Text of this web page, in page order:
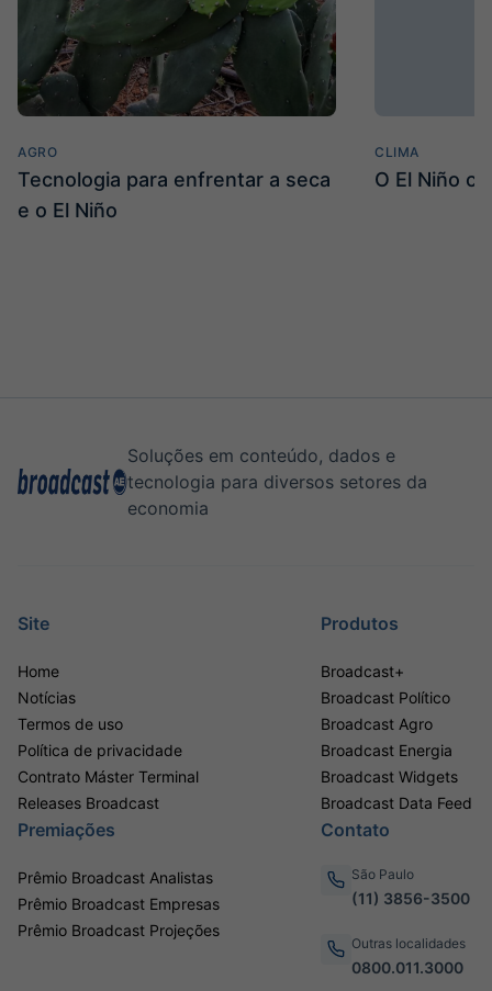
AGRO
Tecnologia para enfrentar a seca
e o El Niño
CLIMA
O El Niño
Soluções em conteúdo, dados e
tecnologia para diversos setores da
economia
Site
Home
Notícias
Termos de uso
Política de privacidade
Contrato Máster Terminal
Releases Broadcast
Produtos
Broadcast+
Broadcast Político
Broadcast Agro
Broadcast Energia
Broadcast Widgets
Broadcast Data Feed
Premiações
Prêmio Broadcast Analistas
Prêmio Broadcast Empresas
Prêmio Broadcast Projeções
Contato
São Paulo
(11) 3856-3500
Outras localidades
0800.011.3000